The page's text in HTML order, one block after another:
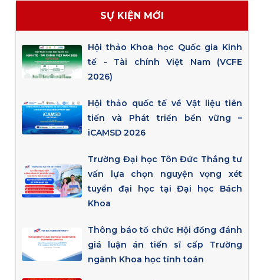
SỰ KIỆN MỚI
Hội thảo Khoa học Quốc gia Kinh
tế - Tài chính Việt Nam (VCFE
2026)
Hội thảo quốc tế về Vật liệu tiên
tiến và Phát triển bền vững –
iCAMSD 2026
Trường Đại học Tôn Đức Thắng tư
vấn lựa chọn nguyện vọng xét
tuyển đại học tại Đại học Bách
Khoa
Thông báo tổ chức Hội đồng đánh
giá luận án tiến sĩ cấp Trường
ngành Khoa học tính toán